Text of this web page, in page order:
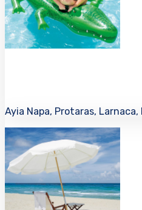
Ayia Napa, Protaras, Larnaca,